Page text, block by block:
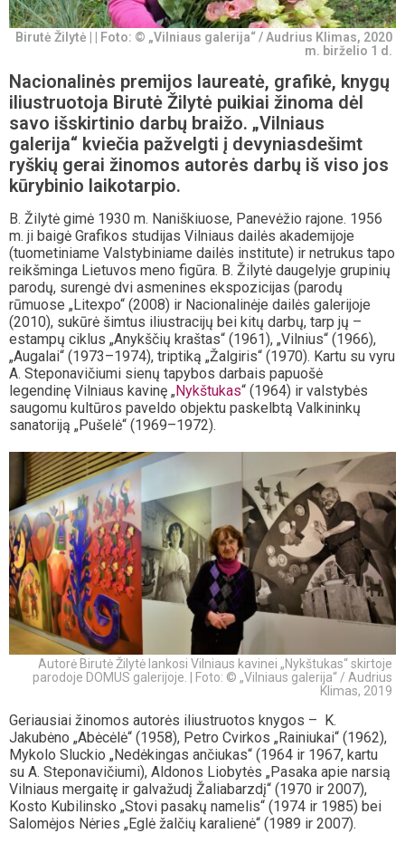
Birutė Žilytė | | Foto: © „Vilniaus galerija“ / Audrius Klimas, 2020
m. birželio 1 d.
Nacionalinės premijos laureatė, grafikė, knygų
iliustruotoja Birutė Žilytė puikiai žinoma dėl
savo išskirtinio darbų braižo. „Vilniaus
galerija“ kviečia pažvelgti į devyniasdešimt
ryškių gerai žinomos autorės darbų iš viso jos
kūrybinio laikotarpio.
B. Žilytė gimė 1930 m. Naniškiuose, Panevėžio rajone. 1956
m. ji baigė Grafikos studijas Vilniaus dailės akademijoje
(tuometiniame Valstybiniame dailės institute) ir netrukus tapo
reikšminga Lietuvos meno figūra. B. Žilytė daugelyje grupinių
parodų, surengė dvi asmenines ekspozicijas (parodų
rūmuose „Litexpo“ (2008) ir Nacionalinėje dailės galerijoje
(2010), sukūrė šimtus iliustracijų bei kitų darbų, tarp jų –
estampų ciklus „Anykščių kraštas“ (1961), „Vilnius“ (1966),
„Augalai“ (1973–1974), triptiką „Žalgiris“ (1970). Kartu su vyru
A. Steponavičiumi sienų tapybos darbais papuošė
legendinę Vilniaus kavinę „Nykštukas“ (1964) ir valstybės
saugomu kultūros paveldo objektu paskelbtą Valkininkų
sanatoriją „Pušelė“ (1969–1972).
Autorė Birutė Žilytė lankosi Vilniaus kavinei „Nykštukas“ skirtoje
parodoje DOMUS galerijoje. | Foto: © „Vilniaus galerija“ / Audrius
Klimas, 2019
Geriausiai žinomos autorės iliustruotos knygos – K.
Jakubėno „Abėcėlė“ (1958), Petro Cvirkos „Rainiukai“ (1962),
Mykolo Sluckio „Nedėkingas ančiukas“ (1964 ir 1967, kartu
su A. Steponavičiumi), Aldonos Liobytės „Pasaka apie narsią
Vilniaus mergaitę ir galvažudį Žaliabarzdį“ (1970 ir 2007),
Kosto Kubilinsko „Stovi pasakų namelis“ (1974 ir 1985) bei
Salomėjos Nėries „Eglė žalčių karalienė“ (1989 ir 2007).